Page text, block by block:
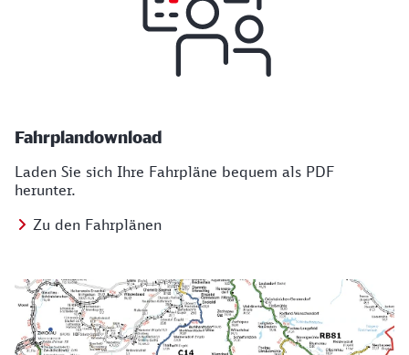
Fahrplandownload
Laden Sie sich Ihre Fahrpläne bequem als PDF
herunter.
Zu den Fahrplänen